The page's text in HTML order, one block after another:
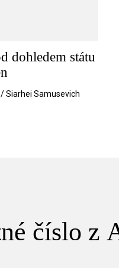
dohledem státu
Siarhei Samusevich
číslo z